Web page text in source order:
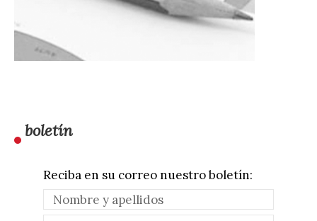
boletín
Reciba en su correo nuestro boletín: